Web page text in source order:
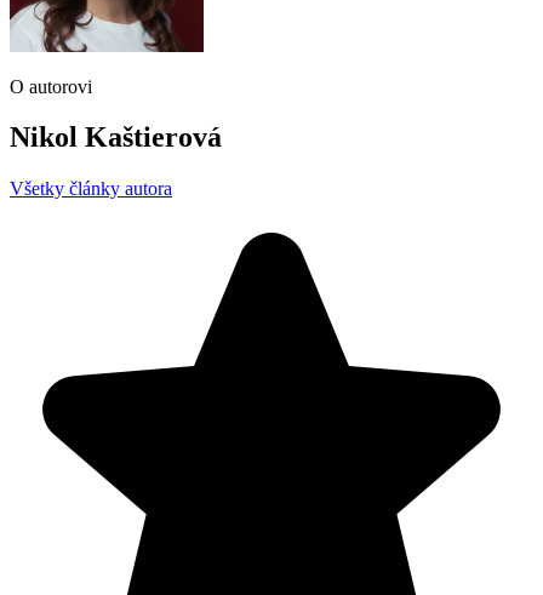
O autorovi
Nikol Kaštierová
Všetky články autora